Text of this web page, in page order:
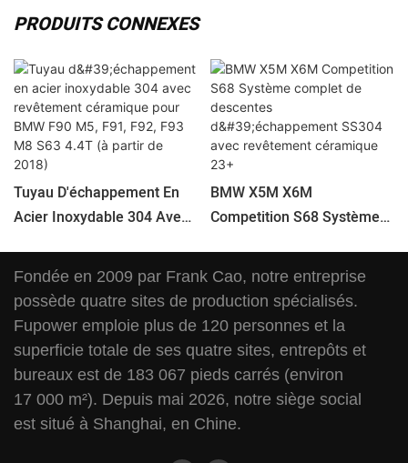
PRODUITS CONNEXES
Tuyau D'échappement En
Acier Inoxydable 304 Avec
Pour BMW F90 M5, F91,
F92, F93 M8 S63 ​​4.4T (à
Partir De 2018)
BMW X5M X6M
Competition S68 Système
D'échappement SS304
Avec Revêtement
Céramique 23+
Fondée en 2009 par Frank Cao, notre entreprise
possède quatre sites de production spécialisés.
Fupower emploie plus de 120 personnes et la
superficie totale de ses quatre sites, entrepôts et
bureaux est de 183 067 pieds carrés (environ
17 000 m²). Depuis mai 2026, notre siège social
est situé à Shanghai, en Chine.